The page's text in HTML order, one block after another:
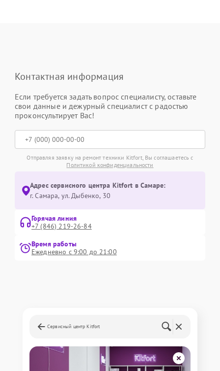
Контактная информация
Если требуется задать вопрос специалисту, оставьте
свои данные и дежурный специалист с радостью
проконсультирует Вас!
Отправляя заявку на ремонт техники Kitfort, Вы соглашаетесь с
Политикой конфиденциальности
Адрес сервисного центра Kitfort в Самаре:
г. Самара, ул. Дыбенко, 30
Горячая линия
+7 (846) 219-26-84
Время работы
Ежедневно с 9:00 до 21:00
Сервисный центр Kitfort